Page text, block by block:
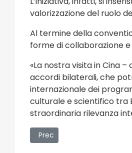
valorizzazione del ruolo
Al termine della
forme di collaborazione
«La nostra visita in Cina
accordi bilaterali, che
internazionale dei
culturale e scientifico tra
straordinaria rilevanza
Articolo precedente: La
Prec